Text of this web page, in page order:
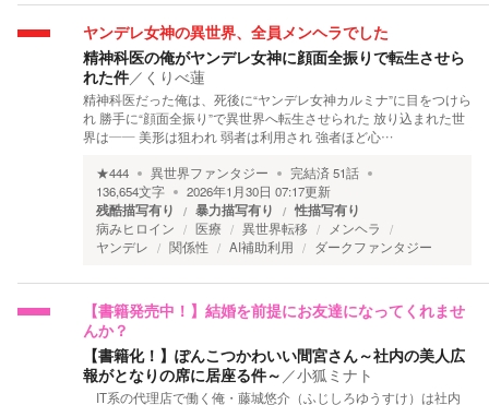
ヤンデレ女神の異世界、全員メンヘラでした
精神科医の俺がヤンデレ女神に顔面全振りで転生させら
れた件／ くりべ蓮
精神科医だった俺は、死後に“ヤンデレ女神カルミナ”に目をつけら
れ 勝手に“顔面全振り”で異世界へ転生させられた 放り込まれた世
界は—— 美形は狙われ 弱者は利用され 強者ほど心…
★444 異世界ファンタジー 完結済51話
136,654文字 2026年1月30日 07:17更新
残酷描写有り 暴力描写有り 性描写有り
病みヒロイン 医療 異世界転移
メンヘラ
ヤンデレ
関係性 AI補助利用 ダークファンタジー
【書籍発売中！】結婚を前提にお友達になってくれませ
んか？
【書籍化！】ぽんこつかわいい間宮さん～社内の美人広
報がとなりの席に居座る件～ ／小狐ミナト
IT系の代理店で働く俺・藤城悠介（ふじしろゆうすけ）は社内